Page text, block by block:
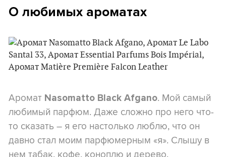
О любимых ароматах
Аромат Nasomatto Black Afgano. Мой самый
любимый парфюм. Даже сложно про него что-
то сказать – я его настолько люблю, что он
давно стал моим парфюмерным «я». Слышу в
нем табак, кофе, коноплю и дерево.